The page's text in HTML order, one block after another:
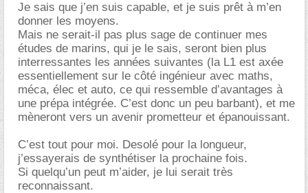
Je sais que j’en suis capable, et je suis prêt à m’en
donner les moyens.
Mais ne serait-il pas plus sage de continuer mes
études de marins, qui je le sais, seront bien plus
interressantes les années suivantes (la L1 est axée
essentiellement sur le côté ingénieur avec maths,
méca, élec et auto, ce qui ressemble d’avantages à
une prépa intégrée. C’est donc un peu barbant), et me
mèneront vers un avenir prometteur et épanouissant.
C’est tout pour moi. Desolé pour la longueur,
j’essayerais de synthétiser la prochaine fois.
Si quelqu’un peut m’aider, je lui serait très
reconnaissant.